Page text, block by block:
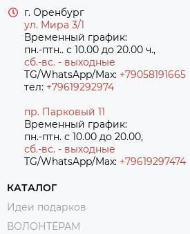
г. Оренбург
ул. Мира 3/1
Временный график:
пн.-птн.. с 10.00 до 20.00 ч.,
сб.-вс. - выходные
TG/WhatsApp/Max: +79058191665
тел: +79619292974
пр. Парковый 11
Временный график:
пн.-птн. с 10.00 до 20.00,
сб.-вс. - выходные
TG/WhatsApp/Max: +79619297474
КАТАЛОГ
Идеи подарков
ВОЛОНТЁРАМ